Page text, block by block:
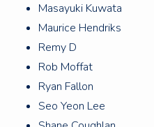
Masayuki Kuwata
Maurice Hendriks
Remy D
Rob Moffat
Ryan Fallon
Seo Yeon Lee